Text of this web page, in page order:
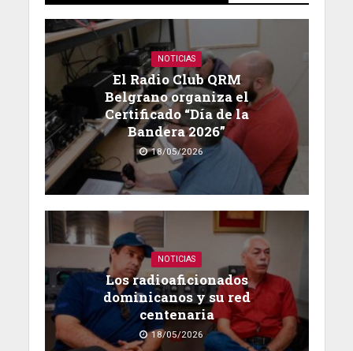
NOTICIAS
El Radio Club QRM
Belgrano organiza el
Certificado “Día de la
Bandera 2026”
18/05/2026
NOTICIAS
Los radioaficionados
dominicanos y su red
centenaria
18/05/2026